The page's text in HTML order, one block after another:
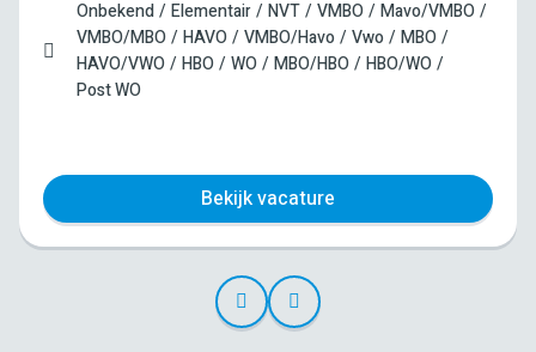
Onbekend
Elementair NVT VMBO
Mavo/VMBO
VMBO/MBO
HAVO VMBO/Havo Vwo
MBO
HAVO/VWO
HBO WO MBO/HBO
HBO/WO
Post WO
Bekijk vacature